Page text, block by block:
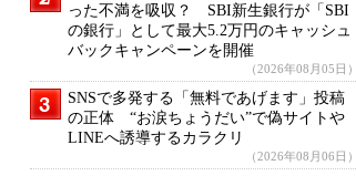
った不満を吸収？ SBI新生銀行が「SBI
の銀行」として最大5.2万円のキャッシュ
バックキャンペーンを開催
（2026年08月05日）
SNSで多発する「無料であげます」投稿
の正体 “お涙ちょうだい”で偽サイトや
LINEへ誘導するカラクリ
（2026年08月06日）